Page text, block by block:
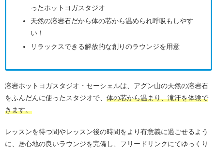
ったホットヨガスタジオ
天然の溶岩石だから体の芯から温められ呼吸もしやす
い！
リラックスできる解放的な創りのラウンジを用意
溶岩ホットヨガスタジオ・セーシェルは、アグン山の天然の溶岩石
をふんだんに使ったスタジオで、 体の芯から温まり、滝汗を体験で
きます。
レッスンを待つ間やレッスン後の時間をより有意義に過ごせるよう
に、居心地の良いラウンジを完備し、フリードリンクにてゆっくり